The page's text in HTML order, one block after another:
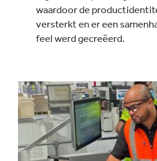
waardoor de
versterkt en er een
feel werd gecreëerd.